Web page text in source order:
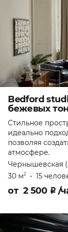
Bedford
бежевых
Стильное
идеально
позволяя
атмосфере.
Чернышевская
30 м2 • 15
от 2 500 ₽ /